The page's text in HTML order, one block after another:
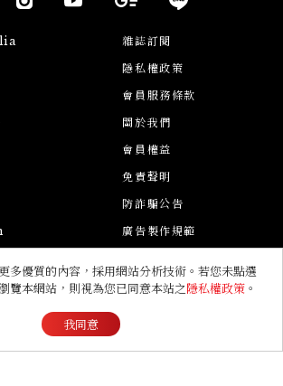
雜誌訂閱
隱私權政策
會員服務條款
關於我們
會員權益
免責聲明
防詐騙公告
廣告製作規範
多優質的內容，採用網站分析技術。若您未點選
覽本網站，則視為您已同意本站之隱私權政策 。
我同意